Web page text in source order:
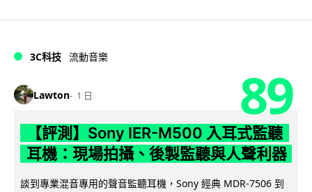
3C科技 流動音樂
Lawton 1 日 89
【評測】Sony IER-M500 入耳式監聽
耳機：現場拍攝、後製監聽與人聲利器
談到專業混音專用的聲音監聽耳機，Sony 經典 MDR-7506 到